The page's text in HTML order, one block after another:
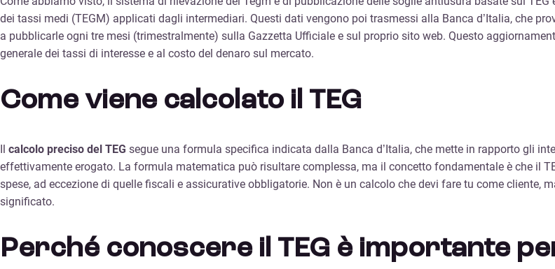
dei tassi medi (TEGM) applicati dagli intermediari. Questi dati vengono poi trasmessi alla Banca d’Italia, che
a pubblicarle ogni tre mesi (trimestralmente) sulla Gazzetta Ufficiale e sul proprio sito web. Questo
generale dei tassi di interesse e al costo del denaro sul mercato.
Come viene calcolato il TEG
Il calcolo preciso del TEG segue una formula specifica indicata dalla Banca d’Italia, che mette in rapporto gli
effettivamente erogato. La formula matematica può risultare complessa, ma il concetto fondamentale è che il
spese, ad eccezione di quelle fiscali e assicurative obbligatorie. Non è un calcolo che devi fare tu come cliente,
significato.
Perché conoscere il TEG è importante